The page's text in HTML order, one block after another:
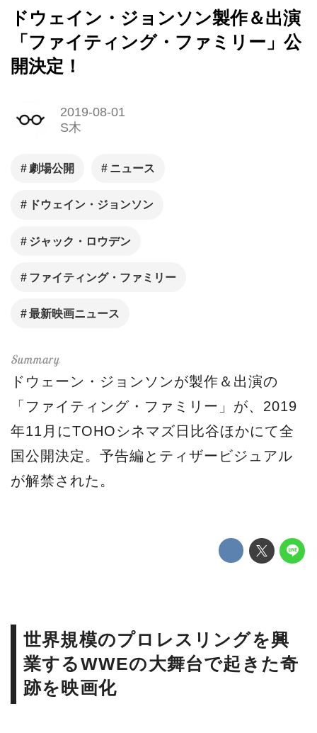
ドウェイン・ジョンソン製作＆出演
「ファイティング・ファミリー」公
開決定！
2019-08-01
S木
劇場公開 ニュース
ドウェイン・ジョンソン
ジャック・ロウデン
ファイティング・ファミリー
最新映画ニュース
ドウェーン・ジョンソンが製作＆出演の
「ファイティング・ファミリー」が、2019
年11月にTOHOシネマズ日比谷ほかにて全
国公開決定。予告編とティザービジュアル
が解禁された。
世界規模のプロレスリングを興
業するWWEの大舞台で起きた奇
跡を映画化